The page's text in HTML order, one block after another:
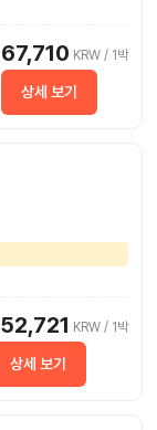
67,710 KRW / 1박
상세 보기
KRW / 1박
상세 보기